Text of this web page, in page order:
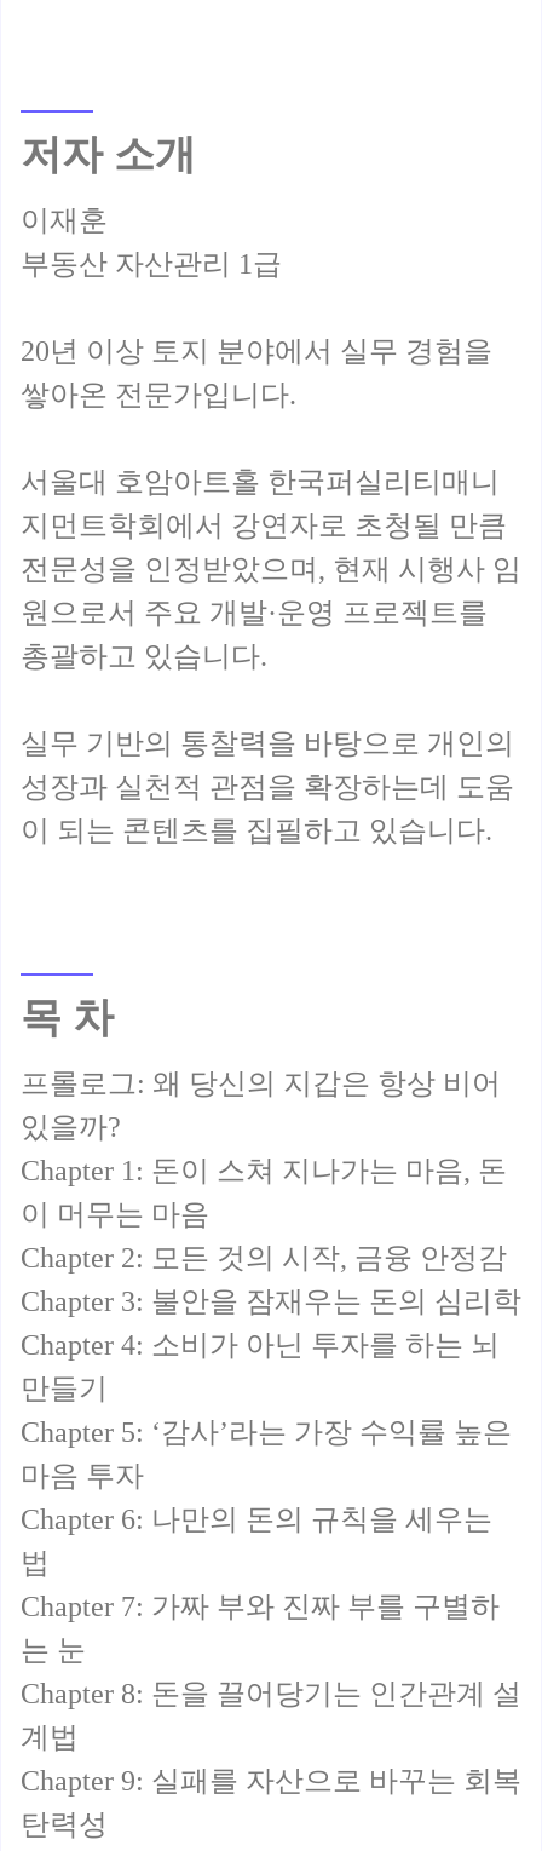
저자 소개
이재훈
부동산 자산관리 1급
20년 이상 토지 분야에서 실무 경험을
쌓아온 전문가입니다.
서울대 호암아트홀 한국퍼실리티매니
지먼트학회에서 강연자로 초청될 만큼
전문성을 인정받았으며, 현재 시행사 임
원으로서 주요 개발·운영 프로젝트를
총괄하고 있습니다.
실무 기반의 통찰력을 바탕으로 개인의
성장과 실천적 관점을 확장하는데 도움
목 차
프롤로그: 왜 당신의 지갑은 항상 비어
있을까?
Chapter 1: 돈이 스쳐 지나가는 마음, 돈
이 머무는 마음
Chapter 2: 모든 것의 시작, 금융 안정감
Chapter 3: 불안을 잠재우는 돈의 심리학
Chapter 4: 소비가 아닌 투자를 하는 뇌
만들기
Chapter 5: ‘감사’라는 가장 수익률 높은
마음 투자
Chapter 6: 나만의 돈의 규칙을 세우는
법
Chapter 7: 가짜 부와 진짜 부를 구별하
는 눈
Chapter 8: 돈을 끌어당기는 인간관계 설
계법
Chapter 9: 실패를 자산으로 바꾸는 회복
탄력성